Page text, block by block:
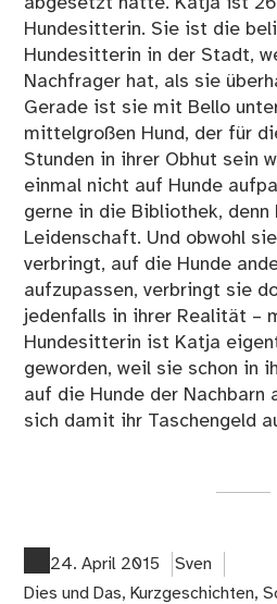
Hundesitterin. Sie ist die
Hundesitterin in der Stadt,
Nachfrager hat, als sie
Gerade ist sie mit Bello
mittelgroßen Hund, der für
Stunden in ihrer Obhut sein
einmal nicht auf Hunde
gerne in die Bibliothek, denn
Leidenschaft. Und obwohl
verbringt, auf die Hunde
aufzupassen, verbringt sie
jedenfalls in ihrer Realität –
Hundesitterin ist Katja
geworden, weil sie schon in
auf die Hunde der Nachbarn
sich damit ihr Taschengeld
24. April 2015
Sven
Dies und Das, Kurzgeschichten,